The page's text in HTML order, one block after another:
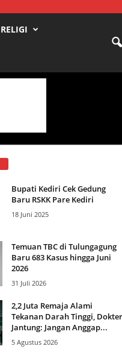
RELIGI
Bupati Kediri Cek Gedung
Baru RSKK Pare Kediri
18 Juni 2025
Temuan TBC di Tulungagung
Baru 683 Kasus hingga Juni
2026
31 Juli 2026
2,2 Juta Remaja Alami
Tekanan Darah Tinggi, Dokter
Jantung: Jangan Anggap...
5 Agustus 2026